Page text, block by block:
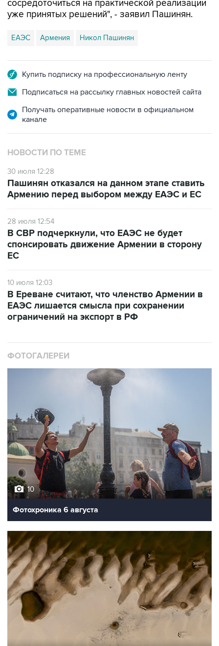
ЕАЭС Армения Никол Пашинян
Подписаться на рассылку главных новостей сайта
Получать оперативные новости в официальном
НОВОСТИ ПО ТЕМЕ
30 июля 12:28
Армению перед выбором между ЕАЭС и ЕС
28 июля 12:54
спонсировать движение Армении в сторону
ЕС
ЕАЭС лишается смысла при сохранении
ограничений на экспорт в РФ
Фотохроника 6 августа